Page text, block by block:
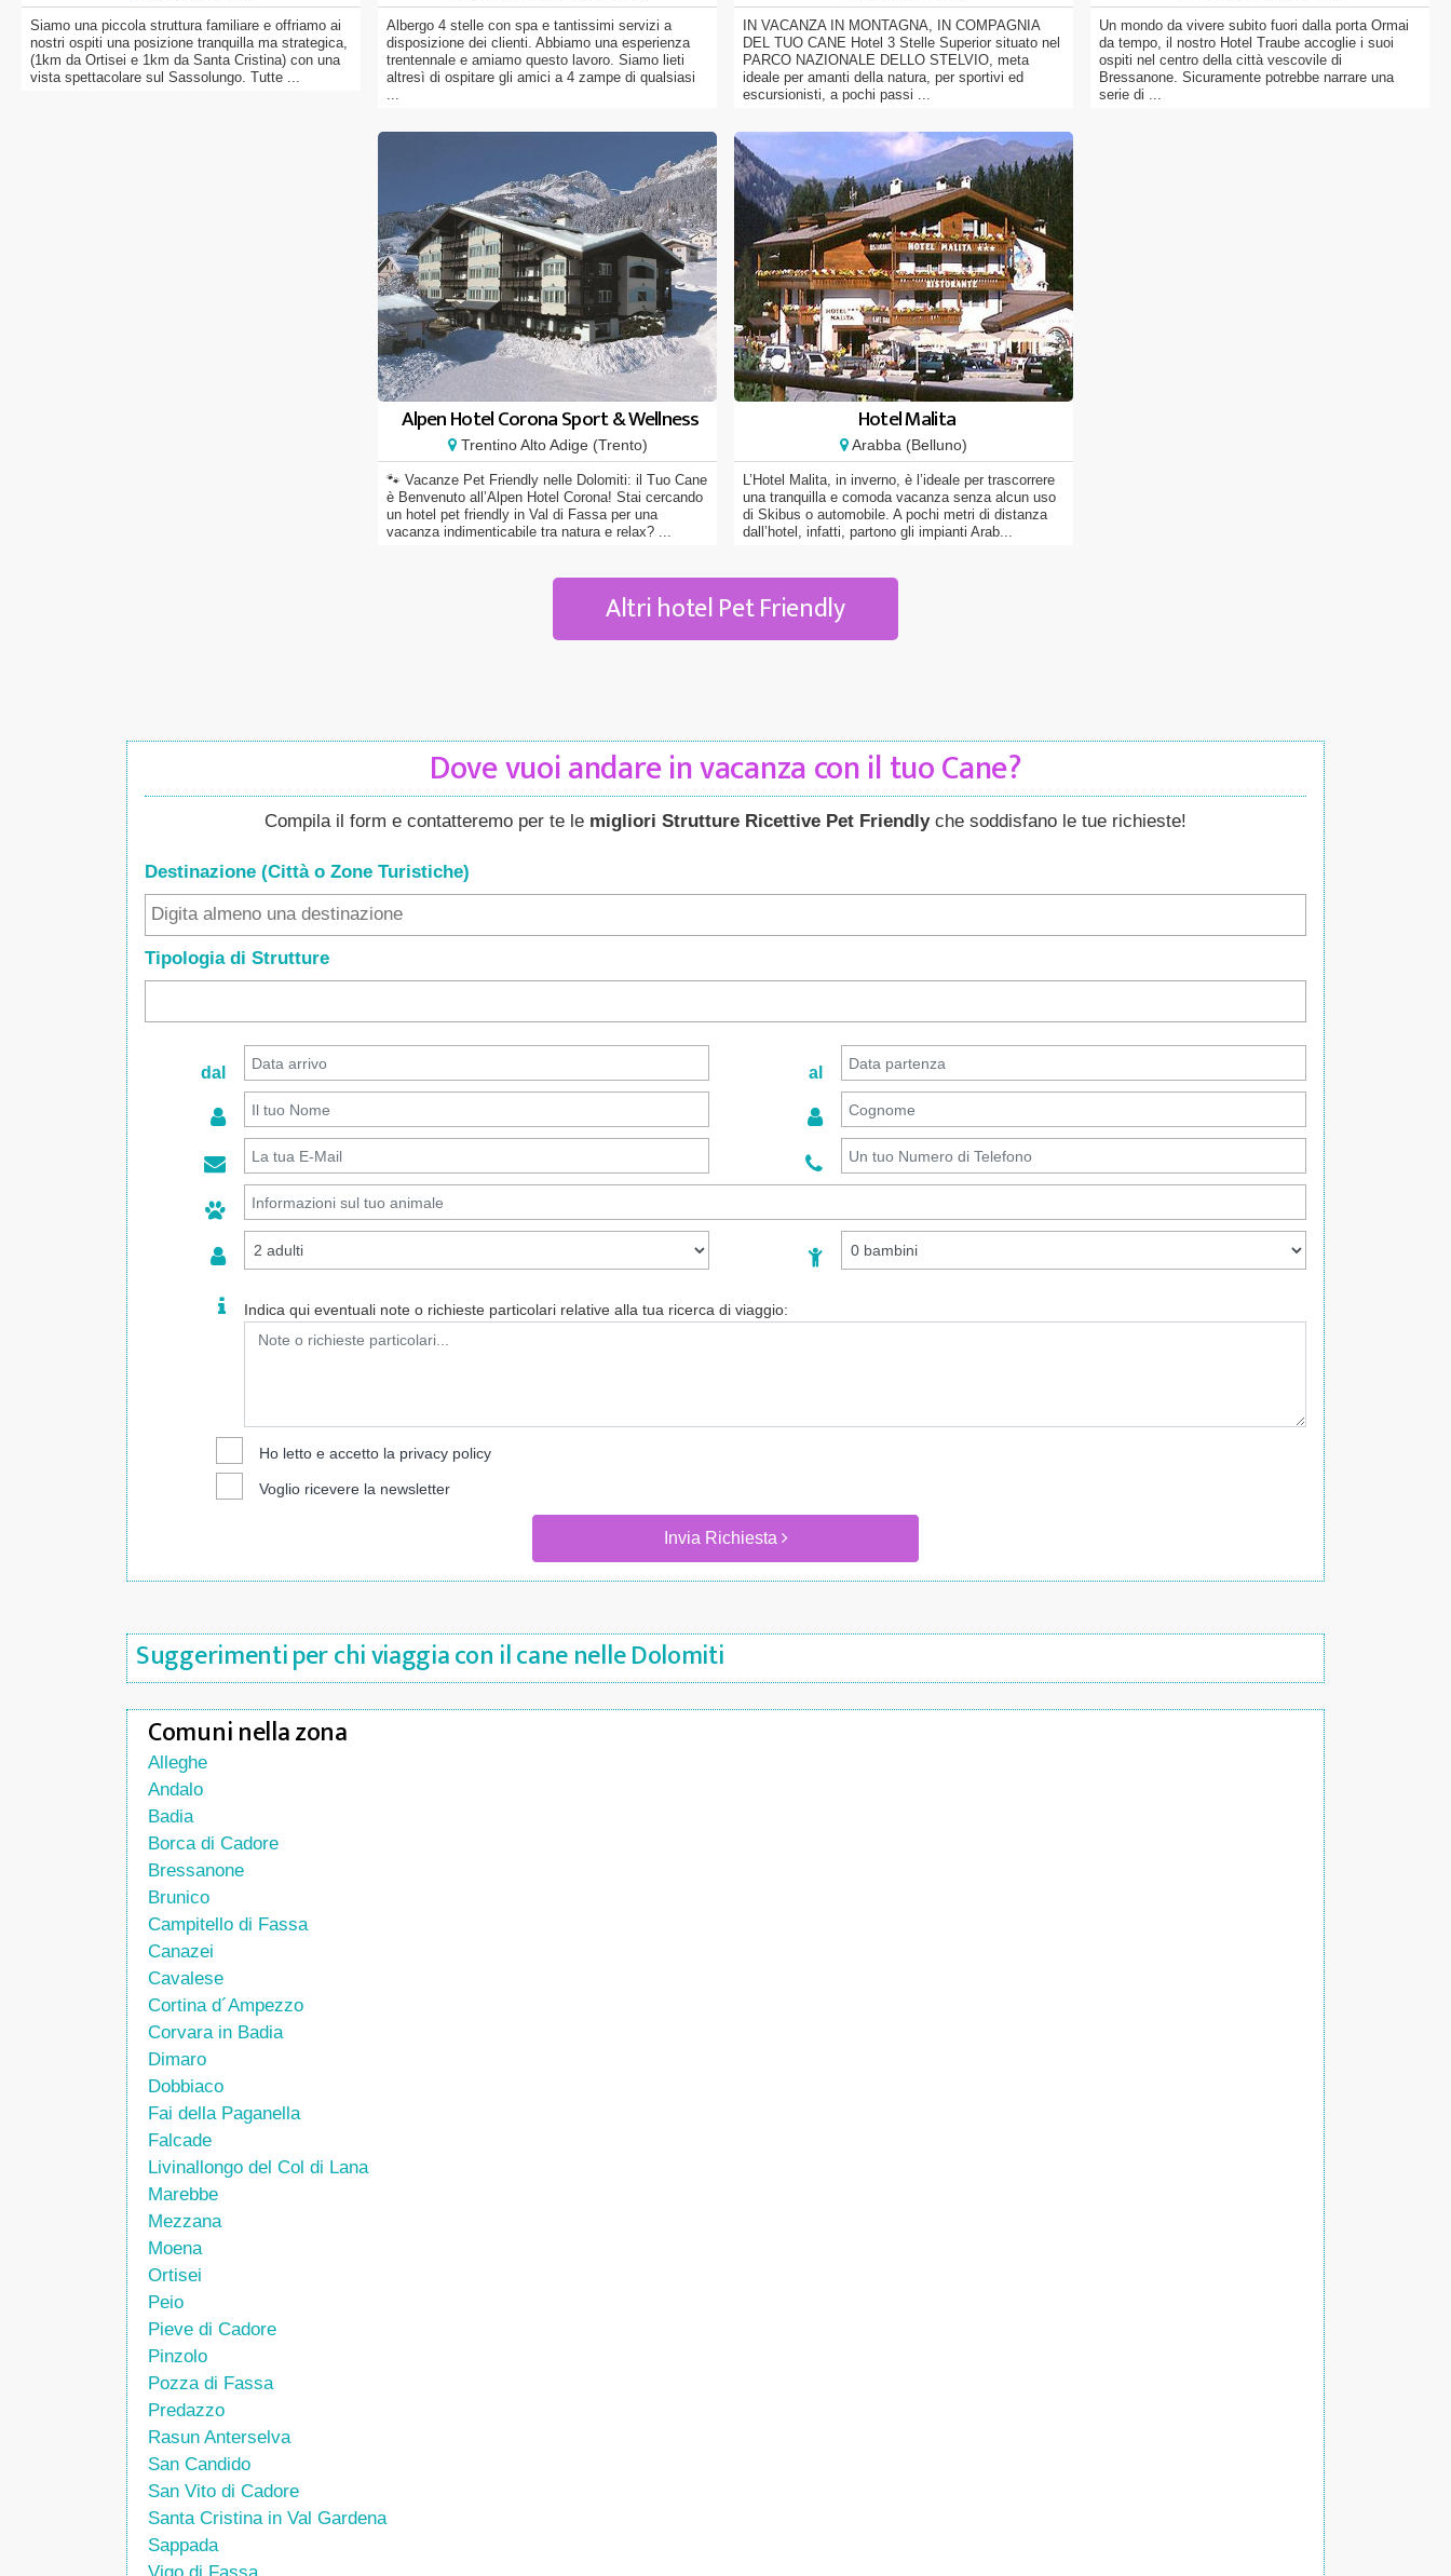
Siamo una piccola struttura familiare e offriamo ai
nostri ospiti una posizione tranquilla ma strategica,
(1km da Ortisei e 1km da Santa Cristina) con una
vista spettacolare sul Sassolungo. Tutte ...
Albergo 4 stelle con spa e tantissimi servizi a
disposizione dei clienti. Abbiamo una esperienza
trentennale e amiamo questo lavoro. Siamo lieti
altresì di ospitare gli amici a 4 zampe di qualsiasi
...
IN VACANZA IN MONTAGNA, IN COMPAGNIA
DEL TUO CANE Hotel 3 Stelle Superior situato nel
PARCO NAZIONALE DELLO STELVIO, meta
ideale per amanti della natura, per sportivi ed
escursionisti, a pochi passi ...
Un mondo da vivere subito fuori dalla porta Ormai
da tempo, il nostro Hotel Traube accoglie i suoi
ospiti nel centro della città vescovile di
Bressanone. Sicuramente potrebbe narrare una
serie di ...
Alpen Hotel Corona Sport & Wellness
Trentino Alto Adige (Trento)
🐾 Vacanze Pet Friendly nelle Dolomiti: il Tuo Cane
è Benvenuto all’Alpen Hotel Corona! Stai cercando
un hotel pet friendly in Val di Fassa per una
vacanza indimenticabile tra natura e relax? ...
Hotel Malita
Arabba (Belluno)
L’Hotel Malita, in inverno, è l’ideale per trascorrere
una tranquilla e comoda vacanza senza alcun uso
di Skibus o automobile. A pochi metri di distanza
dall’hotel, infatti, partono gli impianti Arab...
Altri hotel Pet Friendly
Dove vuoi andare in vacanza con il tuo Cane?
Compila il form e contatteremo per te le migliori Strutture Ricettive Pet Friendlyche soddisfano le tue richieste!
Destinazione (Città o Zone Turistiche)
Tipologia di Strutture
dal al
Indica qui eventuali note o richieste particolari relative alla tua ricerca di viaggio:
Ho letto e accetto la privacy policy
Voglio ricevere la newsletter
Invia Richiesta
Suggerimenti per chi viaggia con il cane nelle Dolomiti
Comuni nella zona
Alleghe
Andalo
Badia
Borca di Cadore
Bressanone
Brunico
Campitello di Fassa
Canazei
Cavalese
Cortina d´Ampezzo
Corvara in Badia
Dimaro
Dobbiaco
Fai della Paganella
Falcade
Livinallongo del Col di Lana
Marebbe
Mezzana
Moena
Ortisei
Peio
Pieve di Cadore
Pinzolo
Pozza di Fassa
Predazzo
Rasun Anterselva
San Candido
San Vito di Cadore
Santa Cristina in Val Gardena
Sappada